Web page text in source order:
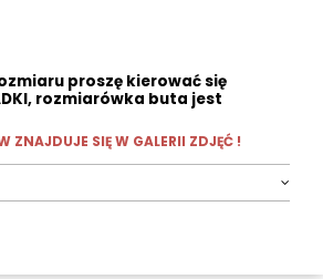
proszę kierować się
rozmiarówka buta jest
ZNAJDUJE SIĘ W GALERII ZDJĘĆ !